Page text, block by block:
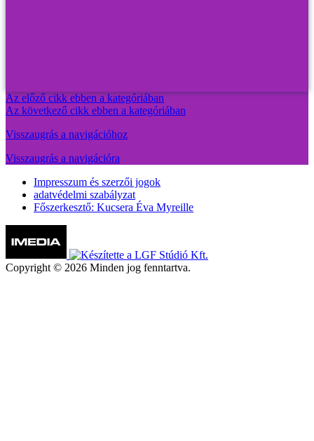
Az előző cikk ebben a kategóriában
Az következő cikk ebben a kategóriában
Visszaugrás a navigációhoz
Visszaugrás a navigációra
Impresszum és szerzői jogok
adatvédelmi szabályzat
Főszerkesztő: Kucsera Éva Myreille
Copyright © 2026 Minden jog fenntartva.